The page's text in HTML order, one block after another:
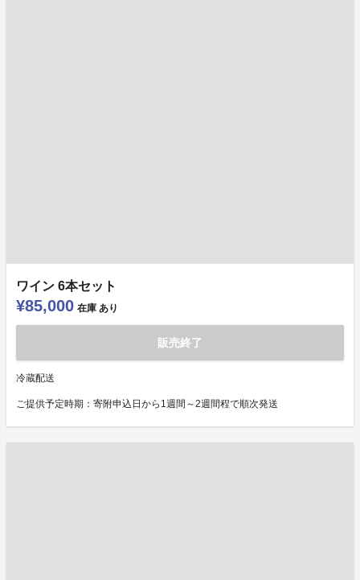
ワイン 6本セット
¥85,000 在庫 あり
販売終了
冷蔵配送
ご提供予定時期：寄附申込日から1週間～2週間程で順次発送